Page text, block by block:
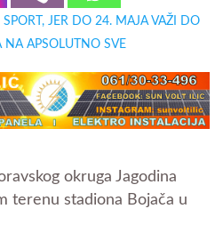
SPORT, JER DO 24. MAJA VAŽI DO
NA APSOLUTNO SVE
okruga Jagodina
terenu stadiona Bojača u